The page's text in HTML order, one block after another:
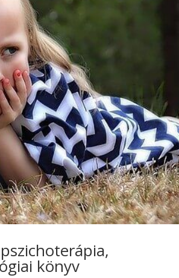
könyv